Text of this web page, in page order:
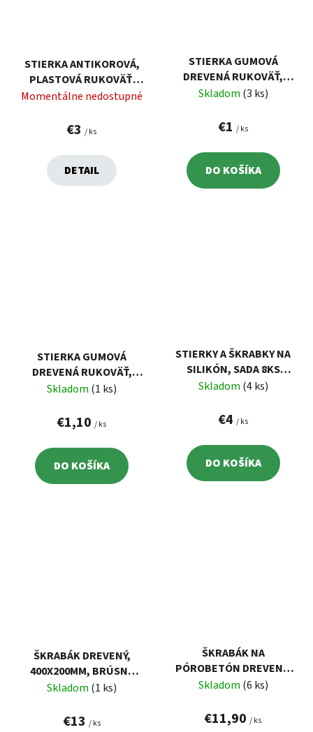
STIERKA ANTIKOROVÁ,
PLASTOVÁ RUKOVÄŤ,
450X75MM
Momentálne nedostupné
€3 / ks
DETAIL
STIERKA GUMOVÁ
DREVENÁ RUKOVÄŤ,
200MM
Skladom (3 ks)
€1 / ks
DO KOŠÍKA
STIERKA GUMOVÁ
DREVENÁ RUKOVÄŤ,
250MM
Skladom (1 ks)
€1,10 / ks
DO KOŠÍKA
STIERKY A ŠKRABKY NA
SILIKÓN, SADA 8KS
EXTOL 945190
Skladom (4 ks)
€4 / ks
DO KOŠÍKA
ŠKRABÁK DREVENÝ,
400X200MM, BRÚSNE
PLÁTNO P16
Skladom (1 ks)
€13 / ks
ŠKRABÁK NA
PÓROBETÓN DREVENÝ,
460X100MM, 10
Skladom (6 ks)
€11,90 / ks